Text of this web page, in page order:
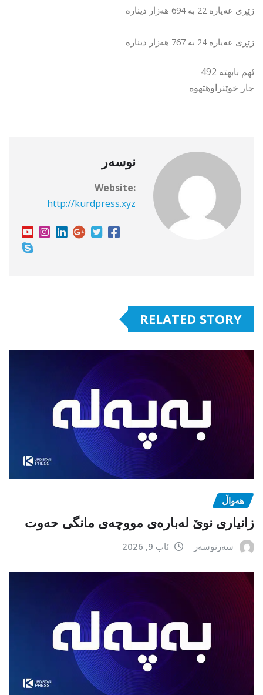
زێڕی عەیارە 22 بە 694 هەزار دینارە
زێڕی عەیارە 24 بە 767 هەزار دینارە
ئهم بابهته 492
جار خوێنراوهتهوه
نوسەر
Website:
http://kurdpress.xyz
RELATED STORY
هەواڵ
زانیاری نوێ لەبارەی مووچەی مانگی حەوت
سەرنوسەر ئاب 9, 2026